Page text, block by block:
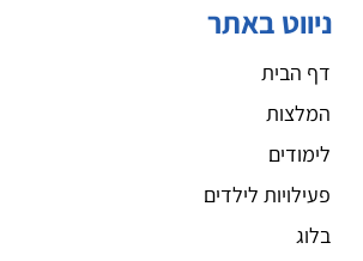
ניווט באתר
דף הבית
המלצות
לימודים
פעילויות לילדים
בלוג